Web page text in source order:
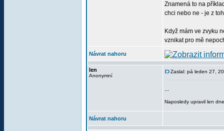
Znamená to na
chci nebo ne - je z
Když mám ve zvyku
vznikat pro mě
Návrat nahoru
len
Anonymní
Zaslal: pá leden 27,
...
Naposledy upravil len
Návrat nahoru